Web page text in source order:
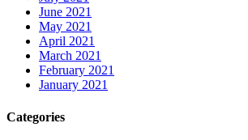
June 2021
May 2021
April 2021
March 2021
February 2021
January 2021
Categories